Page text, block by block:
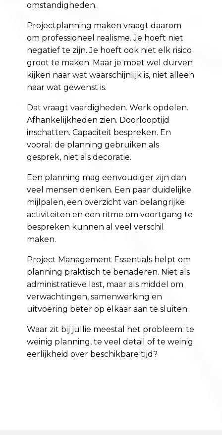
omstandigheden.
Projectplanning maken vraagt daarom
om professioneel realisme. Je hoeft niet
negatief te zijn. Je hoeft ook niet elk risico
groot te maken. Maar je moet wel durven
kijken naar wat waarschijnlijk is, niet alleen
naar wat gewenst is.
Dat vraagt vaardigheden. Werk opdelen.
Afhankelijkheden zien. Doorlooptijd
inschatten. Capaciteit bespreken. En
vooral: de planning gebruiken als
gesprek, niet als decoratie.
Een planning mag eenvoudiger zijn dan
veel mensen denken. Een paar duidelijke
mijlpalen, een overzicht van belangrijke
activiteiten en een ritme om voortgang te
bespreken kunnen al veel verschil
maken.
Project Management Essentials helpt om
planning praktisch te benaderen. Niet als
administratieve last, maar als middel om
verwachtingen, samenwerking en
uitvoering beter op elkaar aan te sluiten.
Waar zit bij jullie meestal het probleem: te
weinig planning, te veel detail of te weinig
eerlijkheid over beschikbare tijd?